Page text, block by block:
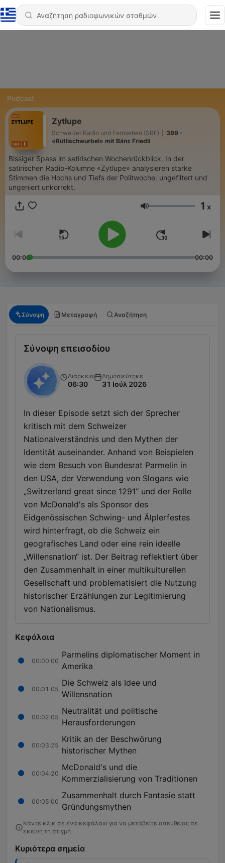
Podcast
Zytlupe
Schweizer Radio und Fernsehen (SRF)
399 -
«Rütlischwurbel» mit Bänz Friedli
Bissiger Spass im satirischen Wochenrückblick. In der
satirischen Radio-Kolumne «Zytlupe» analysieren starke
Stimmen die Hochs und Tiefs der Politwoche: ungefiltert und
ungeniert unkorrekt.
Ένταση 1 x
00:00 00:00
Σύνοψη Μεταγραφή Αναζήτηση
Σύνοψη επεισοδίου
Διάρκεια
06:30
Δημοσιεύτηκε
31 Ιούλ 2026
In dieser Episode setzt sich der Sprecher
kritisch mit dem Schweizer
Nationalverständnis und den Mythen der
Identität auseinander. Anhand von Beispielen
wie dem Besuch von Bundesrat Parmelin in
den USA, der Verwendung von Slogans wie
„Switzerland great since 1291“ und der Rolle
von McDonald's als Sponsor des
Eidgenössischen Schwing- und Älplerfestes
wird hinterfragt, ob die Schweiz ein
geografisches Land oder eine rein ideelle
„Willensnation“ ist. Der Beitrag reflektiert über
den Zusammenhalt in einer multikulturellen
Gesellschaft und problematisiert die Nutzung
historischer Erzählungen zur Legitimierung
von Nationalismus.
Κεφάλαια
00:00:00
Parmelins diplomatischer Moment in
Amerika
00:01:05
Die Schweiz als Idee und
Willensnation
00:02:05
Neutralität und politische
Herausforderungen
00:03:25
Kritik an der Beschwörung
historischer Mythen
00:04:20
McDonald's und die
Kommerzialisierung von Traditionen
00:05:00
Zusammenhalt durch Fantasie statt
Gründungsmythen
Κάντε κλικ σε ένα κεφάλαιο για να μεταβείτε απευθείας σε
εκείνη τη στιγμή
Κυριότερα σημεία